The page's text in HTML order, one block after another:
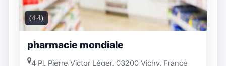
(4.4)
pharmacie mondiale
4 Pl. Pierre Victor Léger, 03200 Vichy, France